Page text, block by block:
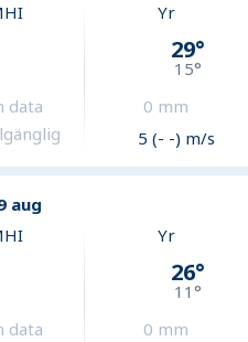
data
Yr
29°
15°
0 mm
5 (- -) m/s
aug
data
Yr
26°
11°
0 mm